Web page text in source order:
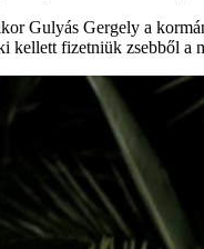
Gulyás Gergely a
kellett fizetniük zsebből a